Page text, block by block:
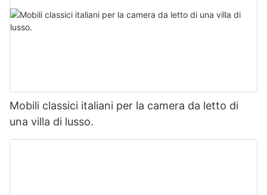
Mobili classici italiani per la camera da letto di
una villa di lusso.